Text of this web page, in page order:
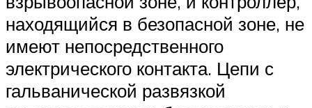
находящийся в безопасной зоне, не
имеют непосредственного
электрического контакта. Цепи с
гальванической развязкой